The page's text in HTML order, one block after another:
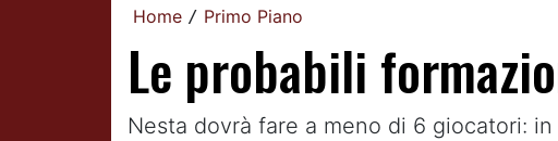
Home / Primo Piano
Le probabili
Nesta dovrà fare a meno di 6 giocatori: